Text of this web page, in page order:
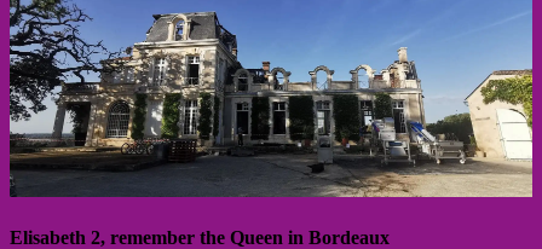
Elisabeth 2, remember the Queen in Bordeaux